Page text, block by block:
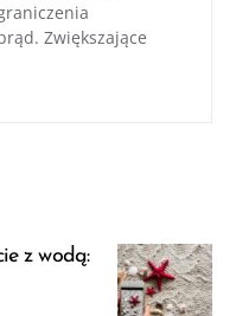
Zwiększające
z wodą: